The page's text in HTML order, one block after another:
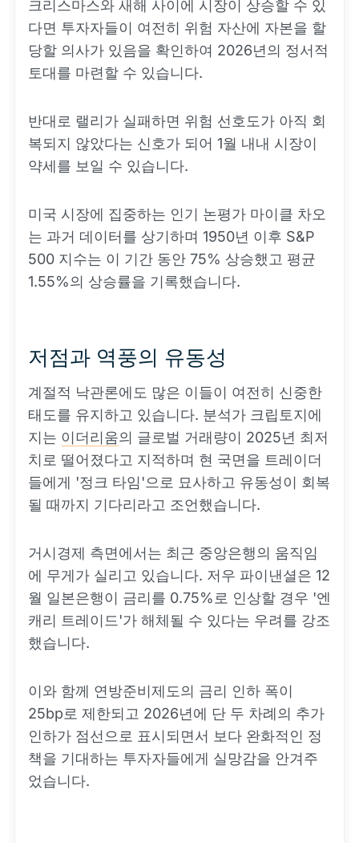
크리스마스와 새해 사이에 시장이 상승할 수 있
다면 투자자들이 여전히 위험 자산에 자본을 할
당할 의사가 있음을 확인하여 2026년의 정서적
토대를 마련할 수 있습니다.
반대로 랠리가 실패하면 위험 선호도가 아직 회
복되지 않았다는 신호가 되어 1월 내내 시장이
약세를 보일 수 있습니다.
미국 시장에 집중하는 인기 논평가 마이클 차오
는 과거 데이터를 상기하며 1950년 이후 S&P
500 지수는 이 기간 동안 75% 상승했고 평균
1.55%의 상승률을 기록했습니다.
저점과 역풍의 유동성
계절적 낙관론에도 많은 이들이 여전히 신중한
태도를 유지하고 있습니다. 분석가 크립토지에
지는 이더리움의 글로벌 거래량이 2025년 최저
치로 떨어졌다고 지적하며 현 국면을 트레이더
들에게 '정크 타임'으로 묘사하고 유동성이 회복
될 때까지 기다리라고 조언했습니다.
거시경제 측면에서는 최근 중앙은행의 움직임
에 무게가 실리고 있습니다. 저우 파이낸셜은 12
월 일본은행이 금리를 0.75%로 인상할 경우 '엔
캐리 트레이드'가 해체될 수 있다는 우려를 강조
했습니다.
이와 함께 연방준비제도의 금리 인하 폭이
25bp로 제한되고 2026년에 단 두 차례의 추가
인하가 점선으로 표시되면서 보다 완화적인 정
책을 기대하는 투자자들에게 실망감을 안겨주
었습니다.